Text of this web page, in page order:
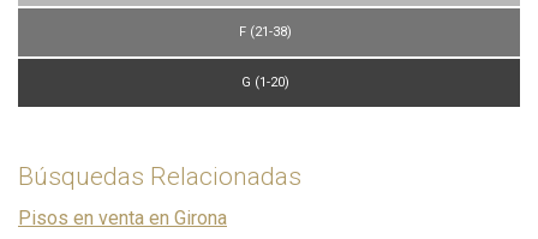
F (21-38)
G (1-20)
Búsquedas Relacionadas
Pisos en venta en Girona